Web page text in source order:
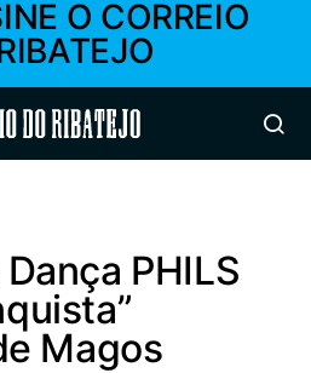
O CORREIO
do Ribatejo
PHILS
Magos